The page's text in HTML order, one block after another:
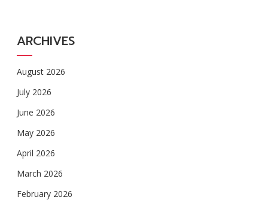
ARCHIVES
August 2026
July 2026
June 2026
May 2026
April 2026
March 2026
February 2026